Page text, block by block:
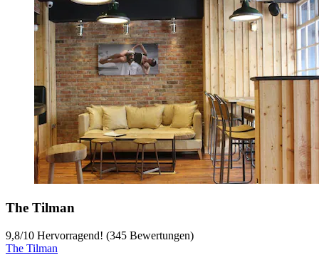
The Tilman
9,8/10 Hervorragend! (345 Bewertungen)
The Tilman